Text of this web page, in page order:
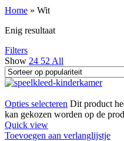
Home » Wit
Enig resultaat
Filters
Show 24 52 All
Opties selecteren Dit product
kan gekozen worden op de
Quick view
Toevoegen aan verlanglijstje